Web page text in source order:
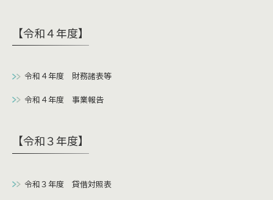
【令和４年度】
令和４年度 財務諸表等
令和４年度 事業報告
【令和３年度】
令和３年度 貸借対照表